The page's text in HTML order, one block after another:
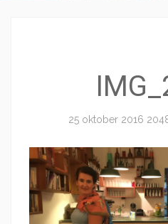
25 oktober 2016